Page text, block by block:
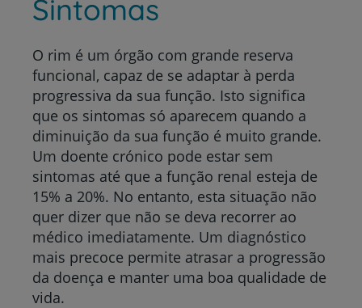
Sintomas
O rim é um órgão com grande reserva
funcional, capaz de se adaptar à perda
progressiva da sua função. Isto significa
que os sintomas só aparecem quando a
diminuição da sua função é muito grande.
Um doente crónico pode estar sem
sintomas até que a função renal esteja de
15% a 20%. No entanto, esta situação não
quer dizer que não se deva recorrer ao
médico imediatamente. Um diagnóstico
mais precoce permite atrasar a progressão
da doença e manter uma boa qualidade de
vida.